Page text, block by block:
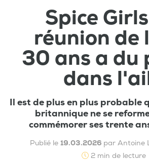
Spice
réunion de
30 ans a du
dans
Il est de plus en plus probable
britannique ne se
commémorer ses trente
Publié le 19.03.2026 par Antoine
2 min de lecture